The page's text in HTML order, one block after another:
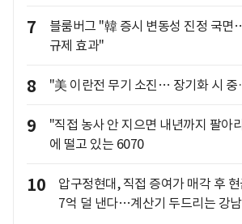
7
블룸버그 "韓 증시 변동성 진정 국면
규제 효과"
8 "美 이란전 무기 소진… 장기화 시 중
9
"직접 농사 안 지으면 내년까지 팔
에 떨고 있는 6070
10
압구정현대, 직접 증여가 매각 후
7억 덜 낸다…계산기 두드리는 강